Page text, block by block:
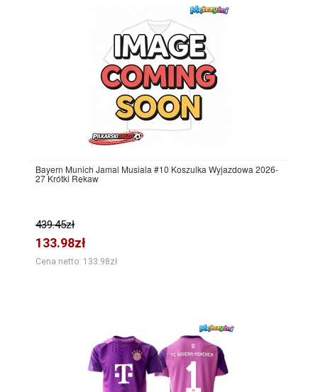
Bayern Munich Jamal Musiala #10 Koszulka Wyjazdowa 2026-
27 Krótki Rękaw
439.45zł
133.98zł
Cena netto: 133.98zł